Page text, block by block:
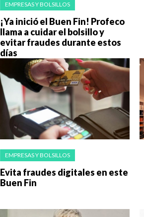
EMPRESAS Y BOLSILLOS
¡Ya inició el Buen Fin! Profeco
llama a cuidar el bolsillo y
evitar fraudes durante estos
días
EMPRESAS Y BOLSILLOS
Evita fraudes digitales en este
Buen Fin